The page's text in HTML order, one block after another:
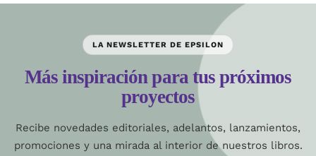
LA NEWSLETTER DE EPSILON
Más inspiración para tus próximos
proyectos
Recibe novedades editoriales, adelantos, lanzamientos,
promociones y una mirada al interior de nuestros libros.